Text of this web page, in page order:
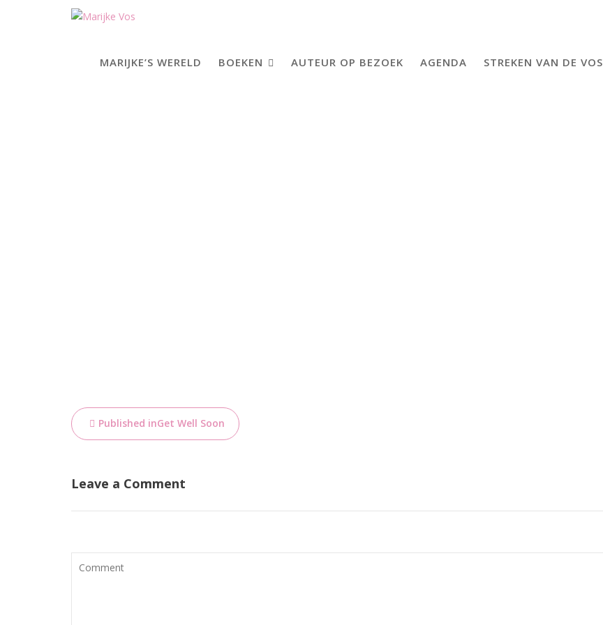
MARIJKE’S WERELD BOEKEN AUTEUR OP BEZOEK AGENDA STREKEN VAN DE VOS
Bericht
navigatie
Published inGet Well Soon
Leave a Comment